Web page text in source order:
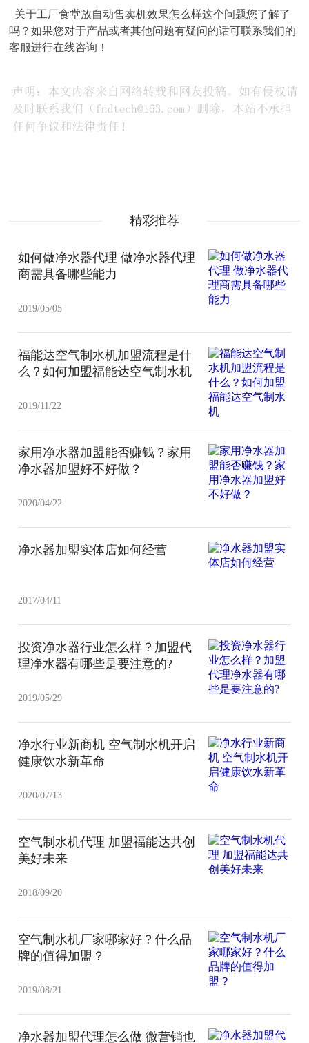
关于工厂食堂放自动售卖机效果怎么样这个问题您了解了
吗？如果您对于产品或者其他问题有疑问的话可联系我们的
客服进行在线咨询！
精彩推荐
如何做净水器代理 做净水器代理
商需具备哪些能力
2019/05/05
福能达空气制水机加盟流程是什
么？如何加盟福能达空气制水机
2019/11/22
家用净水器加盟能否赚钱？家用
净水器加盟好不好做？
2020/04/22
净水器加盟实体店如何经营
2017/04/11
投资净水器行业怎么样？加盟代
理净水器有哪些是要注意的?
2019/05/29
净水行业新商机 空气制水机开启
健康饮水新革命
2020/07/13
空气制水机代理 加盟福能达共创
美好未来
2018/09/20
空气制水机厂家哪家好？什么品
牌的值得加盟？
2019/08/21
净水器加盟代理怎么做 微营销也